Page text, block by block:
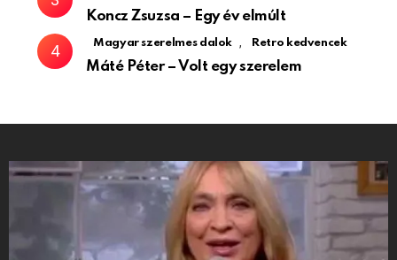
Koncz Zsuzsa – Egy év elmúlt
Magyar szerelmes dalok , Retro kedvencek
Máté Péter – Volt egy szerelem